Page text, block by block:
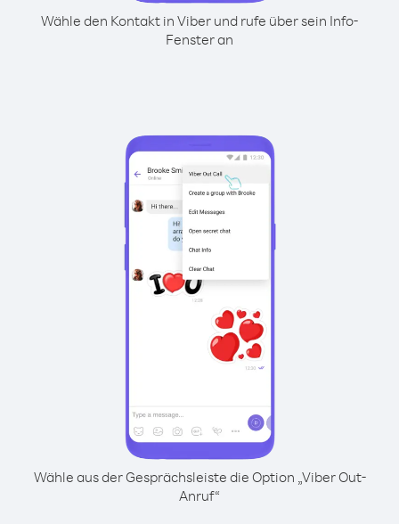
Wähle den Kontakt in Viber und rufe über sein Info-
Fenster an
Wähle aus der Gesprächsleiste die Option „Viber Out-
Anruf“